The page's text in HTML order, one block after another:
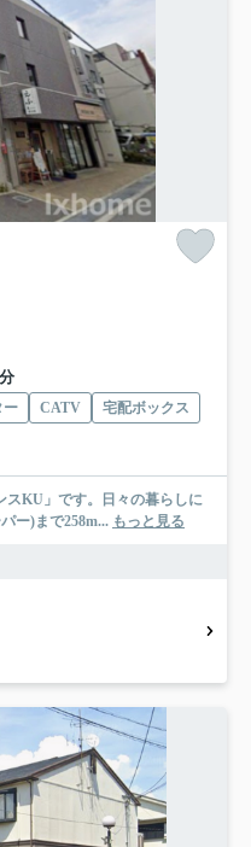
ー CATV
宅配ボックス
スKU」です。日々の暮らしに
ー)まで258m... もっと見る